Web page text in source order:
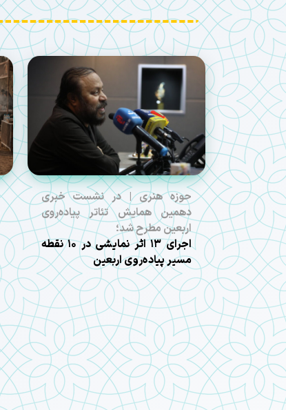
حوزه هنری | در نشست خبری
دهمین همایش تئاتر پیاده‌روی
اربعین مطرح شد؛
اجرای ۱۳ اثر نمایشی در ۱۰ نقطه
مسیر پیاده‌روی اربعین